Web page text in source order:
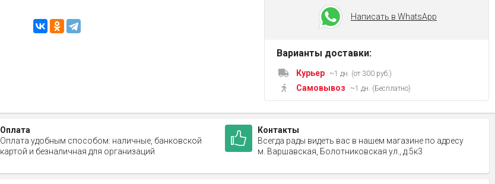
Написать в WhatsApp
Варианты доставки:
Курьер ~1 дн. (от 300 руб.)
Самовывоз ~1 дн. (Бесплатно)
Оплата
Оплата удобным способом: наличные, банковской
картой и безналичная для организаций
Контакты
Всегда рады видеть вас в нашем магазине по адресу
м. Варшавская, Болотниковская ул., д.5к3